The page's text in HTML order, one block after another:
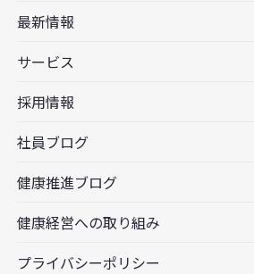
最新情報
サービス
採用情報
社員ブログ
健康推進ブログ
健康経営への取り組み
プライバシーポリシー